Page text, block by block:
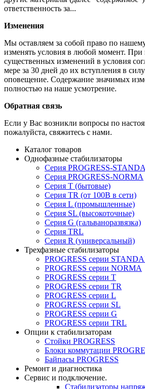
ответственность за...
Изменения
Мы оставляем за собой право по
изменять условия в любой момент. При
существенных изменений в условия
мере за 30 дней до их вступления в
оповещение. Содержание значимых
полностью на наше усмотрение.
Обратная связь
Если у Вас возникли вопросы по
пожалуйста, свяжитесь с нами.
Каталог товаров
Однофазные стабилизаторы
Серия PROGRESS-
Серия PROGRESS-NORMA
Серия T (бытовые)
Серия TR (от 100В в сети)
Серия L (промышленные)
Серия SL (высокоточные)
Серия G (гальваноразвязка)
Серия TRL
Серия R (универсальный)
Трехфазные стабилизаторы
PROGRESS cерии
PROGRESS cерии NORMA
PROGRESS серии Т
PROGRESS серии ТR
PROGRESS серии L
PROGRESS серии SL
PROGRESS серии G
PROGRESS серии TRL
Опции к стабилизаторам
Стойки PROGRESS
Блоки коммутации
Байпасы PROGRESS
Ремонт и диагностика
Сервис и подключение.
Стабилизаторы